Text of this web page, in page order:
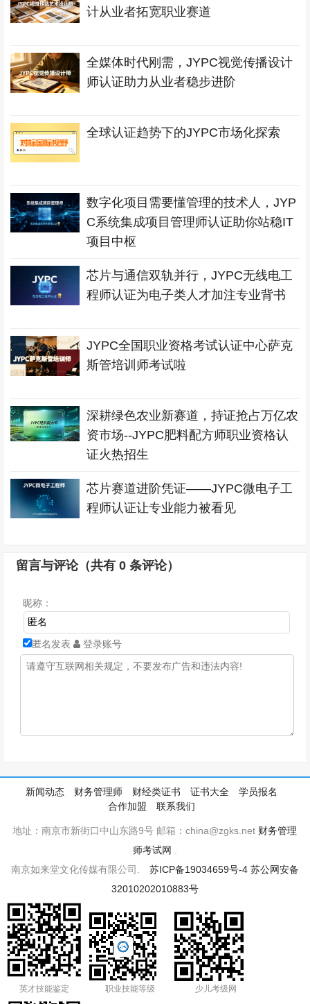
计从业者拓宽职业赛道
全媒体时代刚需，JYPC视觉传播设计
师认证助力从业者稳步进阶
全球认证趋势下的JYPC市场化探索
数字化项目需要懂管理的技术人，JYP
C系统集成项目管理师认证助你站稳IT
项目中枢
芯片与通信双轨并行，JYPC无线电工
程师认证为电子类人才加注专业背书
JYPC全国职业资格考试认证中心萨克
斯管培训师考试啦
深耕绿色农业新赛道，持证抢占万亿农
资市场--JYPC肥料配方师职业资格认
证火热招生
芯片赛道进阶凭证——JYPC微电子工
程师认证让专业能力被看见
留言与评论（共有0 条评论）
昵称：
匿名发表 登录账号
新闻动态 财务管理师 财经类证书 证书大全
学员报名
合作加盟
联系我们
地址：南京市新街口中山东路9号 邮箱：china@zgks.net 财务管理
师考试网
南京如来堂文化传媒有限公司. 苏ICP备19034659号-4 苏公网安备
32010202010883号
英才技能鉴定 职业技能等级 少儿考级网